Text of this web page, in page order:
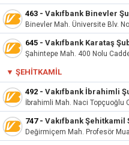
463 - Vakıfbank Binevler
Binevler Mah. Üniversite Blv.
645 - Vakıfbank Karataş
Şahintepe Mah. 400 Nolu
▼ ŞEHITKAMIL
492 - Vakıfbank İbrahimli
İbrahimli Mah. Naci Topçuoğlu
747- Vakıfbank Şehitkamil